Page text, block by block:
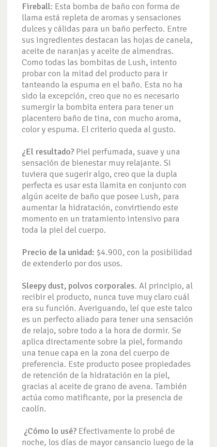
Fireball: Esta bomba de baño con forma de
llama está repleta de aromas y sensaciones
dulces y cálidas para un baño perfecto. Entre
sus ingredientes destacan las hojas de canela,
aceite de naranjas y aceite de almendras.
Como todas las bombitas de Lush, intento
probar con la mitad del producto para ir
tanteando la espuma en el baño. Esta no ha
sido la excepción, creo que no es necesario
sumergir la bombita entera para tener un
placentero baño de tina, con mucho aroma,
color y espuma. El criterio queda al gusto.
¿El resultado? Piel perfumada, suave y una
sensación de bienestar muy relajante. Si
tuviera que sugerir algo, creo que la dupla
perfecta es usar esta llamita en conjunto con
algún aceite de baño que posee Lush, para
aumentar la hidratación, convirtiendo este
momento en un tratamiento intensivo para
toda la piel del cuerpo.
Precio de la unidad: $4.900, con la posibilidad
de extenderlo por dos usos.
Sleepy dust, polvos corporales. Al principio, al
recibir el producto, nunca tuve muy claro cuál
era su función. Averiguando, leí que este talco
es un perfecto aliado para tener una sensación
de relajo, sobre todo a la hora de dormir. Se
aplica directamente sobre la piel, formando
una tenue capa en la zona del cuerpo de
preferencia. Este producto posee propiedades
de retención de la hidratación en la piel,
gracias al aceite de grano de avena. También
actúa como matificante, por la presencia de
caolín.
¿Cómo lo usé? Efectivamente lo probé de
noche, los días de mayor cansancio luego de la